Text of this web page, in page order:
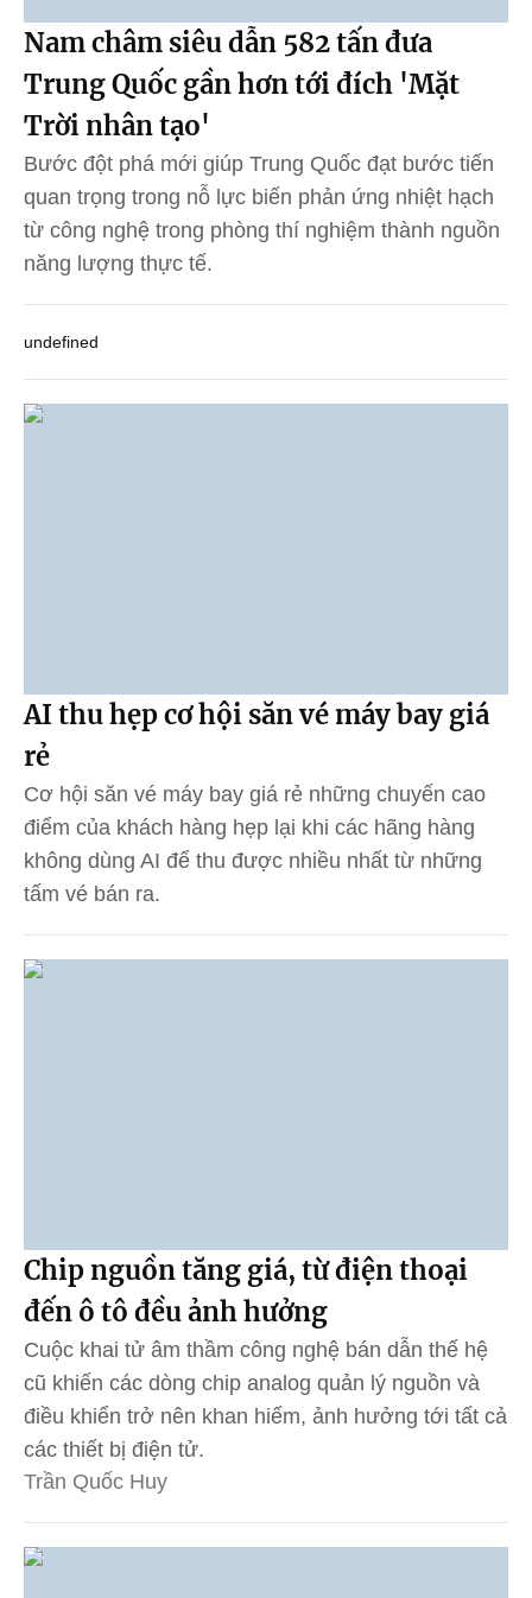
Nam châm siêu dẫn 582 tấn đưa
Trung Quốc gần hơn tới đích 'Mặt
Trời nhân tạo'
Bước đột phá mới giúp Trung Quốc đạt bước tiến
quan trọng trong nỗ lực biến phản ứng nhiệt hạch
từ công nghệ trong phòng thí nghiệm thành nguồn
năng lượng thực tế.
undefined
AI thu hẹp cơ hội săn vé máy bay giá
rẻ
Cơ hội săn vé máy bay giá rẻ những chuyến cao
điểm của khách hàng hẹp lại khi các hãng hàng
không dùng AI để thu được nhiều nhất từ những
tấm vé bán ra.
Chip nguồn tăng giá, từ điện thoại
đến ô tô đều ảnh hưởng
Cuộc khai tử âm thầm công nghệ bán dẫn thế hệ
cũ khiến các dòng chip analog quản lý nguồn và
điều khiển trở nên khan hiếm, ảnh hưởng tới tất cả
các thiết bị điện tử.
Trần Quốc Huy